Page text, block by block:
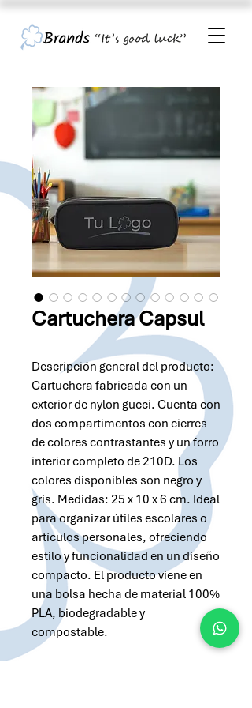
Cartuchera Capsul
Descripción general del producto:
Cartuchera fabricada con un
exterior de nylon gucci. Cuenta con
dos compartimentos con cierres
de colores contrastantes y un forro
interior completo de 210D. Los
colores disponibles son negro y
gris. Medidas: 25 x 10 x 6 cm. Ideal
para organizar útiles escolares o
artículos personales, ofreciendo
estilo y funcionalidad en un diseño
compacto. El producto viene en
una bolsa hecha de material 100%
PLA, biodegradable y
compostable.